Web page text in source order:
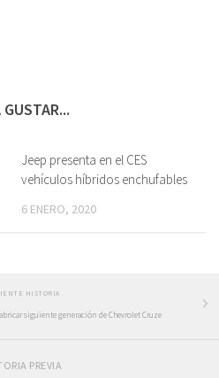
Jeep presenta en el CES
vehículos híbridos enchufables
6 ENERO, 2020
HISTORIA
siguiente generación de Chevrolet Cruze
PREVIA